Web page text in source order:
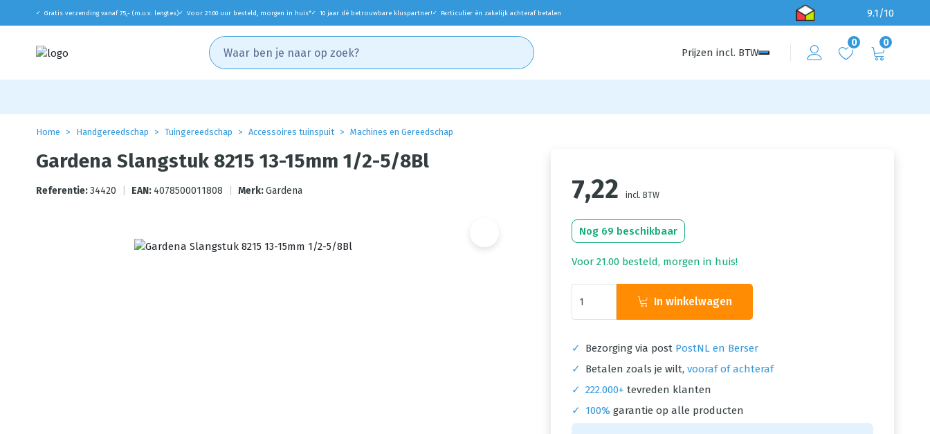
✓ Gratis verzending vanaf 75,- (m.u.v. lengtes)✓ Voor 21:00 uur besteld, morgen in huis*✓ 10 jaar dé betrouwbare kluspartner! ✓ Particulier én zakelijk achteraf betalen 9.1/10
Prijzen incl. BTW
0 0
Home Handgereedschap Tuingereedschap Accessoires tuinspuit Machines en Gereedschap
Gardena Slangstuk 8215 13-15mm 1/2-5/8Bl
Referentie:34420 EAN: 4078500011808 Merk:Gardena 7,22 incl. BTW
Nog 69 beschikbaar
Voor 21.00 besteld, morgen in huis!
In winkelwagen
✓ Bezorging via post PostNL en Berser
✓
Betalen zoals je wilt, vooraf of achteraf
✓ 222.000+ tevreden klanten
✓
100% garantie op alle producten